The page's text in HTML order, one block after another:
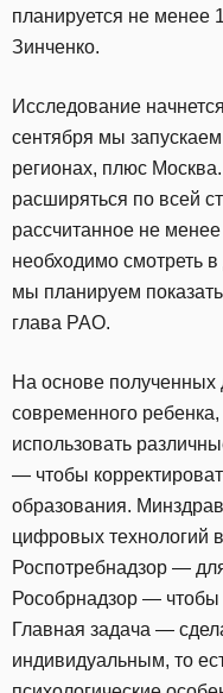
планируется не менее
Зинченко.
Исследование
сентября мы
регионах, плюс
расширяться по всей
рассчитанное не менее
необходимо смотреть
мы планируем
глава РАО.
На основе полученных
современного
использовать
— чтобы
образования.
цифровых технологий
Роспотребнадзор —
Рособрнадзор — чтобы
Главная задача —
индивидуальным, то